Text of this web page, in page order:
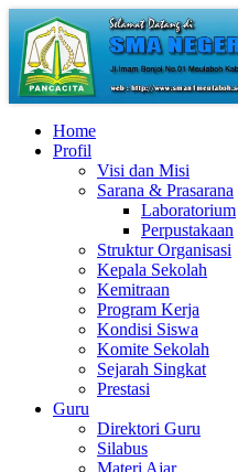
Home
Profil
Visi dan Misi
Sarana & Prasarana
Laboratorium
Perpustakaan
Struktur Organisasi
Kepala Sekolah
Kemitraan
Program Kerja
Kondisi Siswa
Komite Sekolah
Sejarah Singkat
Prestasi
Guru
Direktori Guru
Silabus
Materi Ajar